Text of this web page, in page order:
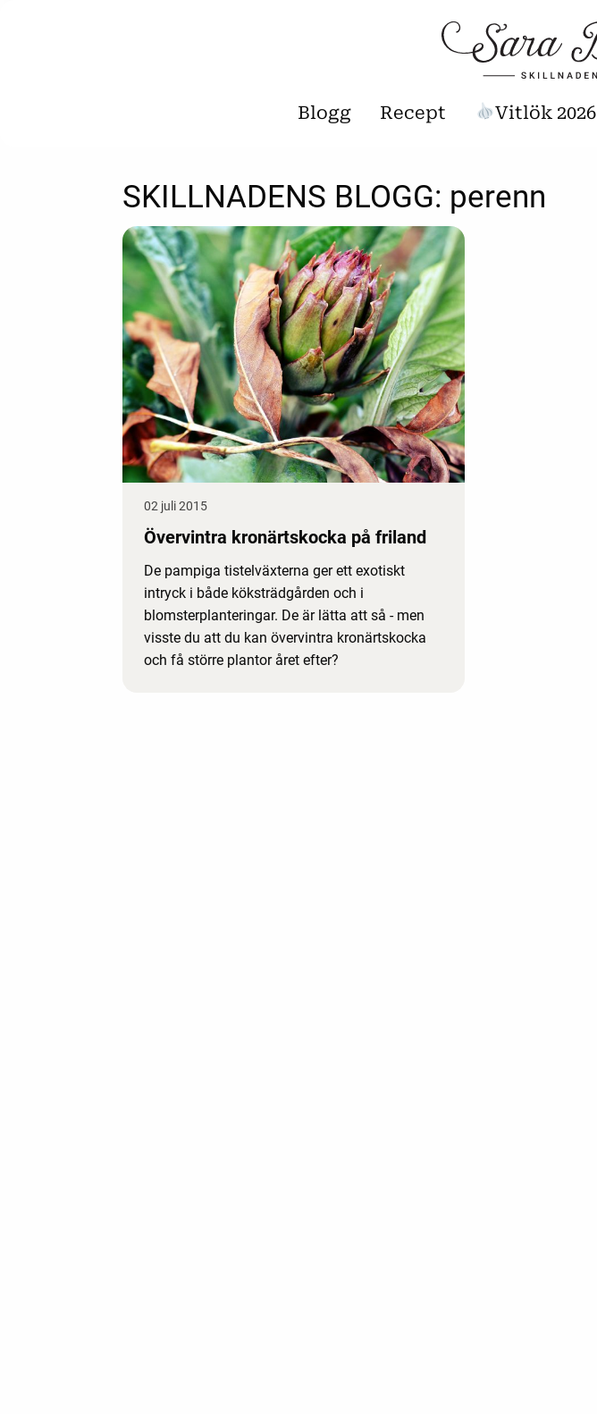
Blogg Recept Vitlök 2026
SKILLNADENS BLOGG: perenn
02 juli 2015
Övervintra kronärtskocka på friland
De pampiga tistelväxterna ger ett exotiskt
intryck i både köksträdgården och i
blomsterplanteringar. De är lätta att så - men
visste du att du kan övervintra kronärtskocka
och få större plantor året efter?